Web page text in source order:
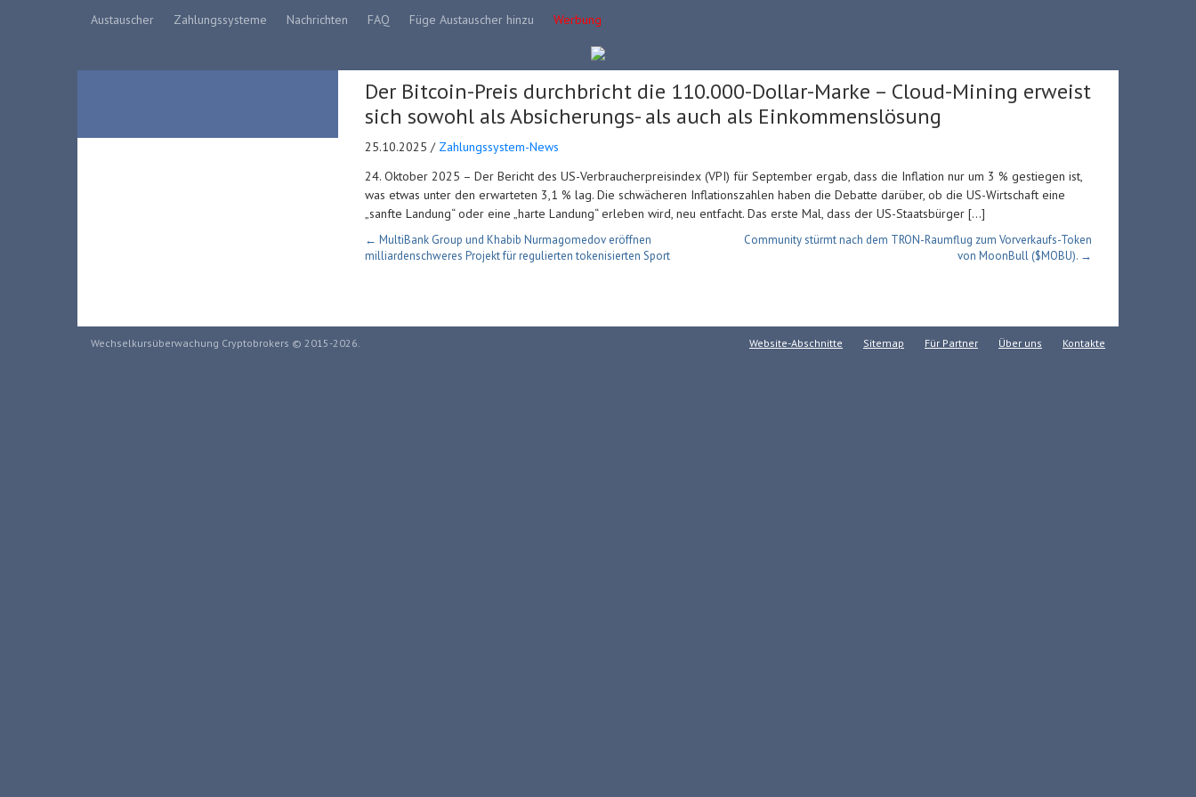
Austauscher Zahlungssysteme Nachrichten FAQ Füge Austauscher hinzu Werbung
Der Bitcoin-Preis durchbricht die 110.000-Dollar-Marke – Cloud-Mining erweist
sich sowohl als Absicherungs- als auch als Einkommenslösung
25.10.2025 / Zahlungssystem-News
24. Oktober 2025 – Der Bericht des US-Verbraucherpreisindex (VPI) für September ergab, dass die Inflation nur um 3 % gestiegen ist,
was etwas unter den erwarteten 3,1 % lag. Die schwächeren Inflationszahlen haben die Debatte darüber, ob die US-Wirtschaft eine
„sanfte Landung“ oder eine „harte Landung“ erleben wird, neu entfacht. Das erste Mal, dass der US-Staatsbürger […]
← MultiBank Group und Khabib Nurmagomedov eröffnen
milliardenschweres Projekt für regulierten tokenisierten Sport
Community stürmt nach dem TRON-Raumflug zum Vorverkaufs-Token
von MoonBull ($MOBU). →
Wechselkursüberwachung Cryptobrokers © 2015-2026. Website-Abschnitte Sitemap Für Partner Über uns Kontakte